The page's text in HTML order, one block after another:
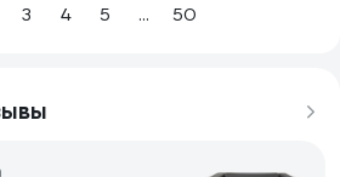
3 4 5 ... 50